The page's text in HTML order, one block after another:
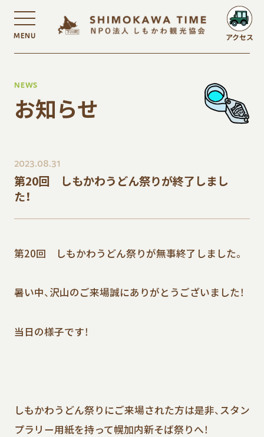
MENU アクセス
NEWS
お知らせ
第20回 しもかわうどん祭りが終了しまし
た！
2023.08.31
第20回 しもかわうどん祭りが無事終了しました。
暑い中、沢山のご来場誠にありがとうございました！
当日の様子です！
しもかわうどん祭りにご来場された方は是非、スタン
プラリー用紙を持って幌加内新そば祭りへ！